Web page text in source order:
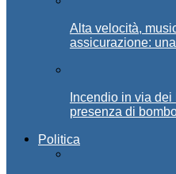
Alta velocità,
assicurazione:
Incendio in via
presenza di
Politica